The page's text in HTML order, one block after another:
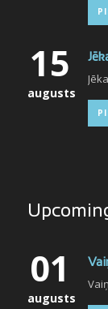
15
augusts
01
augusts